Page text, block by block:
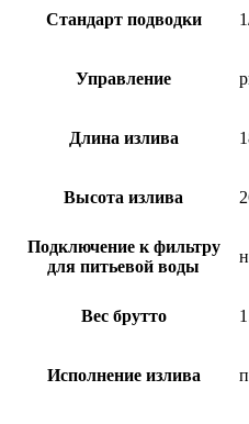
Стандарт подводки
Управление
Длина излива
Высота излива
Подключение к фильтру
для питьевой воды
Вес брутто
Исполнение излива